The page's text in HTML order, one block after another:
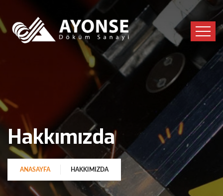
Hakkımızda
ANASAYFA HAKKIMIZDA